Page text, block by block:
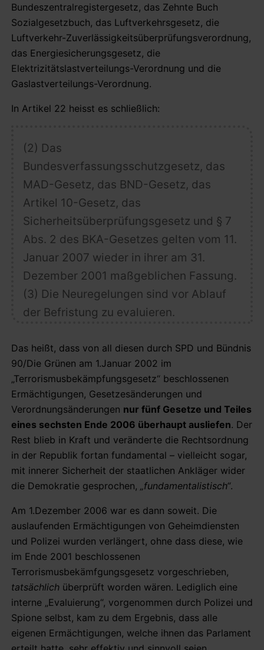
Bundeszentralregistergesetz, das Zehnte Buch
Sozialgesetzbuch, das Luftverkehrsgesetz, die
Luftverkehr-Zuverlässigkeitsüberprüfungsverordnung,
das Energiesicherungsgesetz, die
Elektrizitätslastverteilungs-Verordnung und die
Gaslastverteilungs-Verordnung.
In Artikel 22 heisst es schließlich:
(2) Das
Bundesverfassungsschutzgesetz, das
MAD-Gesetz, das BND-Gesetz, das
Artikel 10-Gesetz, das
Sicherheitsüberprüfungsgesetz und § 7
Abs. 2 des BKA-Gesetzes gelten vom 11.
Januar 2007 wieder in ihrer am 31.
Dezember 2001 maßgeblichen Fassung.
(3) Die Neuregelungen sind vor Ablauf
der Befristung zu evaluieren.
Das heißt, dass von all diesen durch SPD und Bündnis
90/Die Grünen am 1.Januar 2002 im
„Terrorismusbekämpfungsgesetz“ beschlossenen
Ermächtigungen, Gesetzesänderungen und
Verordnungsänderungen nur fünf Gesetze und Teiles
eines sechsten Ende 2006 überhaupt ausliefen. Der
Rest blieb in Kraft und veränderte die Rechtsordnung
in der Republik fortan fundamental – vielleicht sogar,
mit innerer Sicherheit der staatlichen Ankläger wider
die Demokratie gesprochen, „fundamentalistisch“.
Am 1.Dezember 2006 war es dann soweit. Die
auslaufenden Ermächtigungen von Geheimdiensten
und Polizei wurden verlängert, ohne dass diese, wie
im Ende 2001 beschlossenen
Terrorismusbekämfgungsgesetz vorgeschrieben,
tatsächlich überprüft worden wären. Lediglich eine
interne „Evaluierung“, vorgenommen durch Polizei und
Spione selbst, kam zu dem Ergebnis, dass alle
eigenen Ermächtigungen, welche ihnen das Parlament